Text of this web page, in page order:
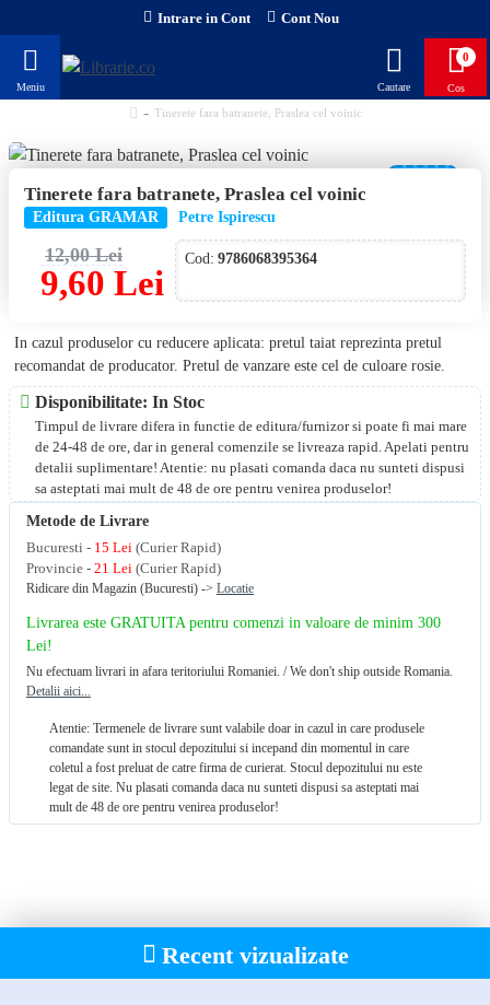
Intrare in Cont Cont Nou
0
Tinerete fara batranete, Praslea cel voinic
Tinerete fara batranete, Praslea cel voinic
Editura GRAMAR Petre Ispirescu
9,60 Lei
12,00 Lei Cod: 9786068395364
Metode de Livrare
Bucuresti - 15 Lei (Curier Rapid)
Provincie - 21 Lei (Curier Rapid)
Ridicare din Magazin (Bucuresti) -> Locatie
Livrarea este GRATUITA pentru comenzi in valoare de minim 300
Lei!
Nu efectuam livrari in afara teritoriului Romaniei. / We don't ship outside Romania.
Detalii aici...
Atentie: Termenele de livrare sunt valabile doar in cazul in care produsele
comandate sunt in stocul depozitului si incepand din momentul in care
coletul a fost preluat de catre firma de curierat. Stocul depozitului nu este
legat de site. Nu plasati comanda daca nu sunteti dispusi sa asteptati mai
mult de 48 de ore pentru venirea produselor!
In cazul produselor cu reducere aplicata: pretul taiat reprezinta pretul
recomandat de producator. Pretul de vanzare este cel de culoare rosie.
Disponibilitate: In Stoc
Timpul de livrare difera in functie de editura/furnizor si poate fi mai mare
de 24-48 de ore, dar in general comenzile se livreaza rapid. Apelati pentru
detalii suplimentare! Atentie: nu plasati comanda daca nu sunteti dispusi
sa asteptati mai mult de 48 de ore pentru venirea produselor!
Recent vizualizate